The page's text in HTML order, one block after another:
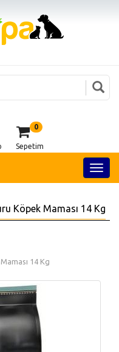
0
Sepetim
Köpek Maması 14 Kg
14 Kg